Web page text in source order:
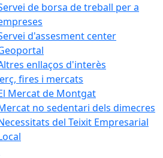
de borsa de treball per a
d'assesment center
enllaços d'interès
fires i mercats
Mercat de Montgat
no sedentari dels dimecres
del Teixit Empresarial